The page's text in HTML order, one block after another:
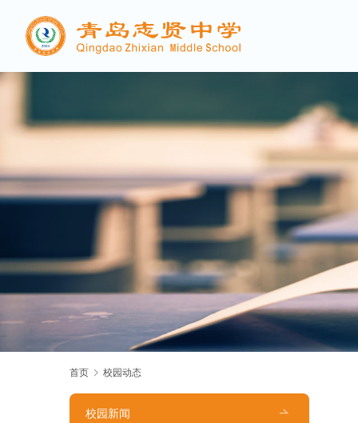
首页 校园动态
校园新闻